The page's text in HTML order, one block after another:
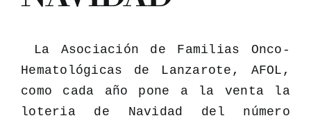
BUSCAR:
La Asociación de Familias Onco-
Hematológicas de Lanzarote, AFOL,
como cada año pone a la venta la
loteria de Navidad del número